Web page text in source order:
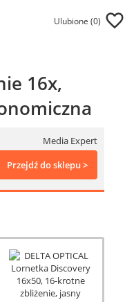
Ulubione (0)
16x,
Media Expert
Przejdź do sklepu >